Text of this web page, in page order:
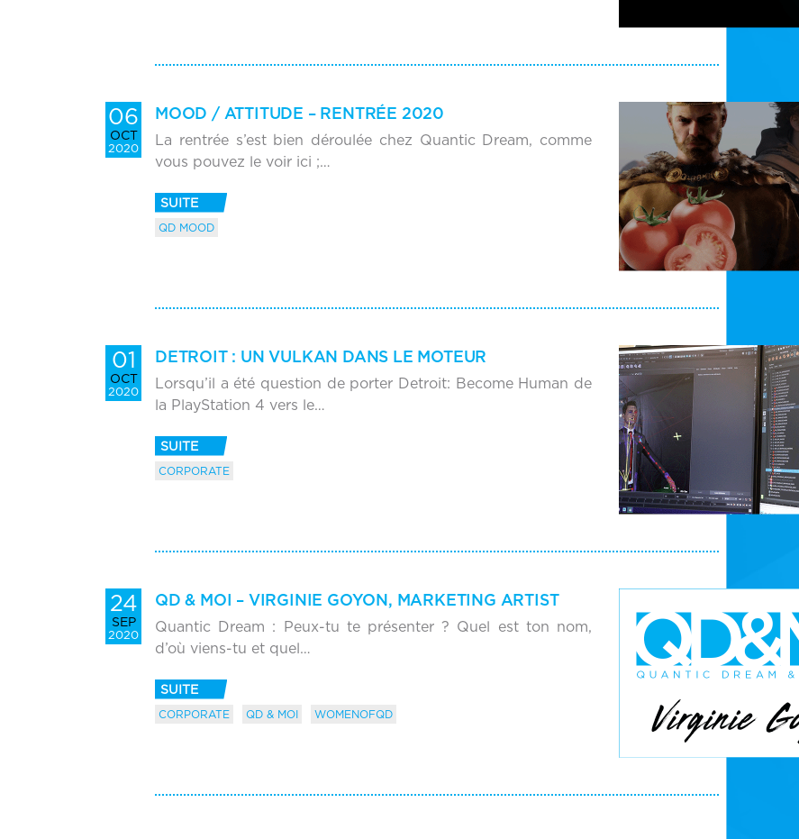
06
OCT
2020
MOOD / ATTITUDE – RENTRÉE 2020
La rentrée s’est bien déroulée chez Quantic Dream, comme
vous pouvez le voir ici ;…
SUITE
QD MOOD
01
OCT
2020
DETROIT : UN VULKAN DANS LE MOTEUR
Lorsqu’il a été question de porter Detroit: Become Human de
la PlayStation 4 vers le…
SUITE
CORPORATE
24
SEP
2020
QD & MOI – VIRGINIE GOYON, MARKETING ARTIST
Quantic Dream : Peux-tu te présenter ? Quel est ton nom,
d’où viens-tu et quel…
SUITE
CORPORATE QD & MOI WOMENOFQD